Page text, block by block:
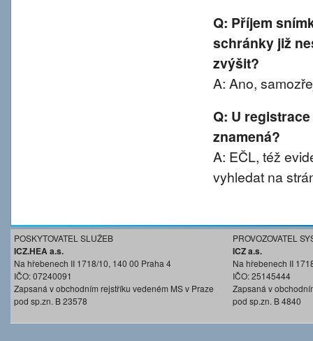
Q: Příjem
schránky již
zvýšit?
A: Ano,
Q: U
znamená?
A: EČL, též
vyhledat na
POSKYTOVATEL SLUŽEB
ICZ.HEA a.s.
Na hřebenech II 1718/10, 140 00 Praha 4
IČO: 07240091
Zapsaná v obchodním rejstříku vedeném MS v Praze
pod sp.zn. B 23578
PROVOZOVATEL
ICZ a.s.
Na hřebenech II
IČO: 25145444
Zapsaná v
pod sp.zn. B 4840